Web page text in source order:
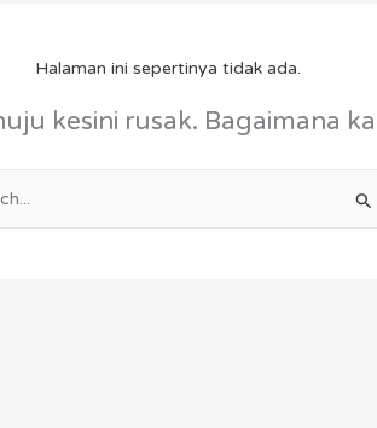
Halaman ini sepertinya tidak ada.
kesini rusak. Bagaimana